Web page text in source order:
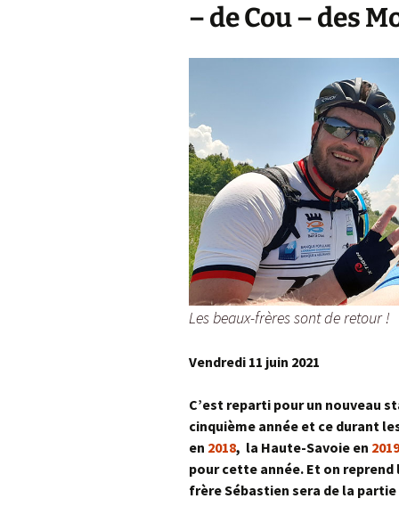
– de Cou – des
Les beaux-frères sont de retour !
Vendredi 11 juin 2021
C’est reparti pour un nouveau
cinquième année et ce durant
en 2018, la Haute-Savoie en 2019
pour cette année. Et on reprend
frère Sébastien sera de la